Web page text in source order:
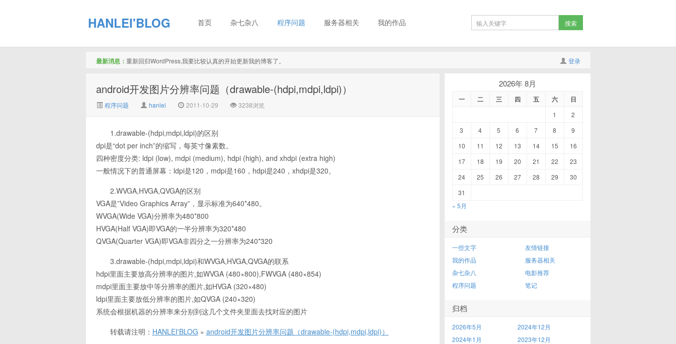
HANLEI'BLOG 首页 杂七杂八 程序问题 服务器相关 我的作品
登录
最新消息： 重新回归WordPress,我要比较认真的开始更新我的博客了。
android开发图片分辨率问题（drawable-(hdpi,mdpi,ldpi)）
程序问题 hanlei 2011-10-29 3238浏览
1.drawable-(hdpi,mdpi,ldpi)的区别
dpi是“dot per inch”的缩写，每英寸像素数。
四种密度分类: ldpi (low), mdpi (medium), hdpi (high), and xhdpi (extra high)
一般情况下的普通屏幕：ldpi是120，mdpi是160，hdpi是240，xhdpi是320。
2.WVGA,HVGA,QVGA的区别
VGA是”Video Graphics Array”，显示标准为640*480。
WVGA(Wide VGA)分辨率为480*800
HVGA(Half VGA)即VGA的一半分辨率为320*480
QVGA(Quarter VGA)即VGA非四分之一分辨率为240*320
3.drawable-(hdpi,mdpi,ldpi)和WVGA,HVGA,QVGA的联系
hdpi里面主要放高分辨率的图片,如WVGA (480×800),FWVGA (480×854)
mdpi里面主要放中等分辨率的图片,如HVGA (320×480)
ldpi里面主要放低分辨率的图片,如QVGA (240×320)
系统会根据机器的分辨率来分别到这几个文件夹里面去找对应的图片
转载请注明： HANLEI'BLOG » android开发图片分辨率问题（drawable-(hdpi,mdpi,ldpi)）
2026年 8月
一 二 三 四 五 六 日
1
2
3
4 5 6 7 8
9
10
11 12 13 14 15
16
17
18 19 20 21 22
23
24
25 26 27 28 29
30
31
« 5月
分类
一些文字
友情链接
我的作品
服务器相关
杂七杂八
电影推荐
程序问题
笔记
归档
2026年5月
2024年12月
2024年1月
2023年12月